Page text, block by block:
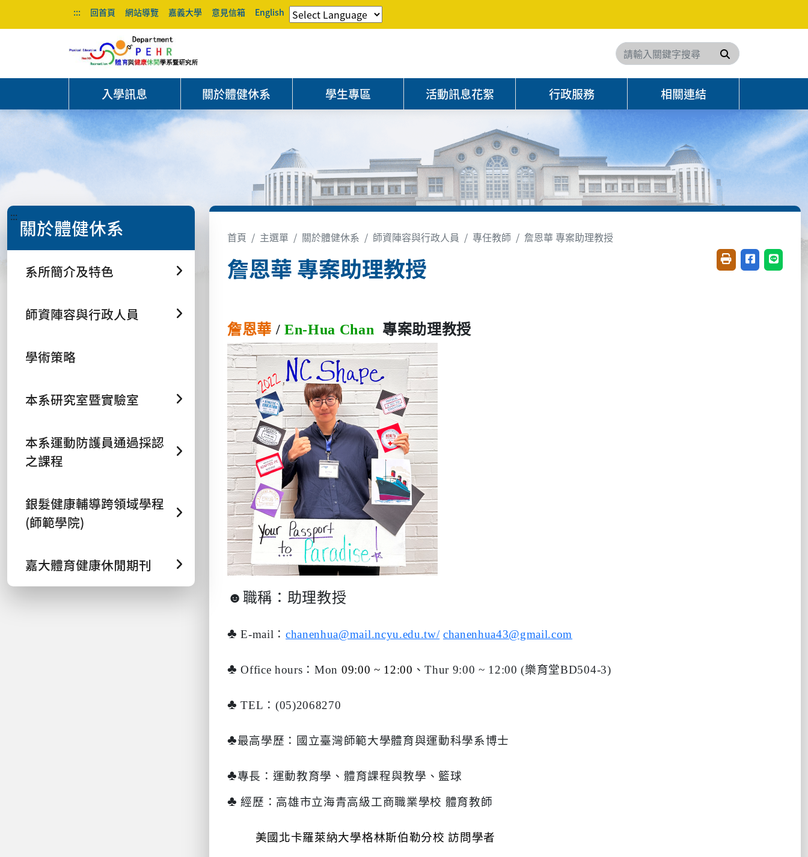
::: 回首頁 網站導覽 嘉義大學 意見信箱 English
搜尋
入學訊息 關於體健休系 學生專區 活動訊息花絮 行政服務 相關連結
::: 關於體健休系
系所簡介及特色
師資陣容與行政人員
學術策略
本系研究室暨實驗室
本系運動防護員通過採認
之課程
銀髮健康輔導跨領域學程
(師範學院)
嘉大體育健康休閒期刊
首頁 主選單 關於體健休系 師資陣容與行政人員 專任教師 詹恩華 專案助理教授
詹恩華 專案助理教授 友善列印(開新視窗)
分享至臉書(
分享至
詹恩華 /En-Hua Chan 專案助理教授
☻ 職稱：助理教授
♣ E-mail ：chanenhua@mail.ncyu.edu.tw/ chanenhua43@gmail.com
♣ Office hours ：Mon 09:00 ~ 12:00 、Thur 9:00 ~ 12:00 (樂育堂BD504-3)
♣ TEL ：(05)2068270
♣最高學歷： 國立臺灣師範大學體育與運動科學系博士
♣專長： 運動教育學、 體育課程與教學、籃球
♣ 經歷：高雄市立海青高級工商職業學校 體育教師
美國北卡羅萊納大學格林斯伯勒分校 訪問學者